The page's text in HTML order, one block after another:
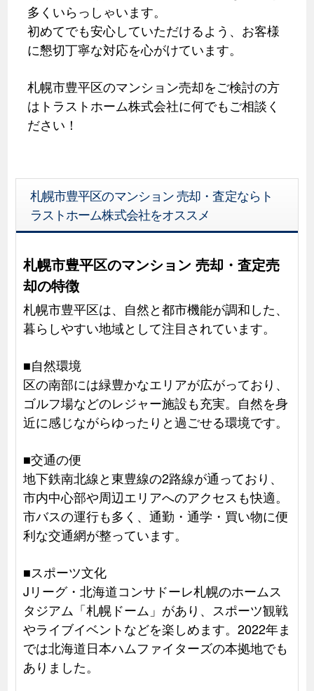
多くいらっしゃいます。
初めてでも安心していただけるよう、お客様
に懇切丁寧な対応を心がけています。
札幌市豊平区のマンション売却をご検討の方
はトラストホーム株式会社に何でもご相談く
ださい！
札幌市豊平区のマンション 売却・査定ならト
ラストホーム株式会社をオススメ
札幌市豊平区のマンション 売却・査定売
却の特徴
札幌市豊平区は、自然と都市機能が調和した、
暮らしやすい地域として注目されています。
■自然環境
区の南部には緑豊かなエリアが広がっており、
ゴルフ場などのレジャー施設も充実。自然を身
近に感じながらゆったりと過ごせる環境です。
■交通の便
地下鉄南北線と東豊線の2路線が通っており、
市内中心部や周辺エリアへのアクセスも快適。
市バスの運行も多く、通勤・通学・買い物に便
利な交通網が整っています。
■スポーツ文化
Jリーグ・北海道コンサドーレ札幌のホームス
タジアム「札幌ドーム」があり、スポーツ観戦
やライブイベントなどを楽しめます。2022年ま
では北海道日本ハムファイターズの本拠地でも
ありました。